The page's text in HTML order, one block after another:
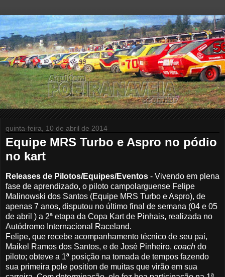
quinta-feira, 10 de abril de 2014
Equipe MRS Turbo e Aspro no pódio
no kart
Releases de Pilotos/Equipes/Eventos - Vivendo em plena
fase de aprendizado, o piloto campolarguense Felipe
Malinowski dos Santos (Equipe MRS Turbo e Aspro), de
apenas 7 anos, disputou no último final de semana (04 e 05
de abril ) a 2ª etapa da Copa Kart de Pinhais, realizada no
Autódromo Internacional Raceland.
Felipe, que recebe acompanhamento técnico de seu pai,
Maikel Ramos dos Santos, e de José Pinheiro, coach do
piloto; obteve a 1ª posição na tomada de tempos fazendo
sua primeira pole position de muitas que virão em sua